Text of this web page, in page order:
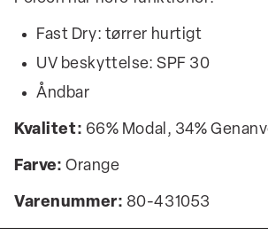
Fast Dry: tørrer hurtigt
UV beskyttelse: SPF 30
Åndbar
Kvalitet: 66% Modal, 34%
Farve: Orange
Varenummer: 80-431053